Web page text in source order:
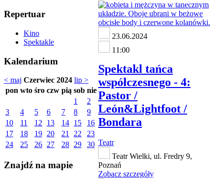
Repertuar
Kino
Spektakle
Kalendarium
< maj Czerwiec 2024 lip >
pon wto śro czw pią sob nie
1
2
3
4 5 6 7 8
9
10
11 12 13 14 15
16
17
18 19 20 21 22
23
24
25 26 27 28 29 30
Znajdź na mapie
23.06.2024
11:00
Spektakl tańca
współczesnego - 4:
Pastor /
León&Lightfoot /
Bondara
Teatr
Teatr Wielki, ul. Fredry 9,
Poznań
Zobacz szczegóły